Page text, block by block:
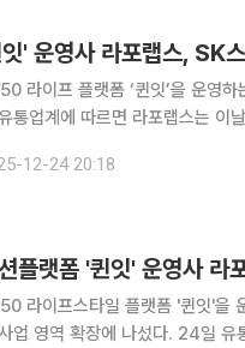
' 운영사 라포랩스, SK
라이프 플랫폼 ‘퀸잇’을 운영하
통업계에 따르면 라포랩스는 이
보유 현금과 현금성 자산 약
12-24 20:18
플랫폼 '퀸잇' 운영사 라
라이프스타일 플랫폼 '퀸잇'을
확장에 나섰다. 24일 유통업계에 따르면 이날 라포랩스는 SK텔레콤과 SK스토아 및